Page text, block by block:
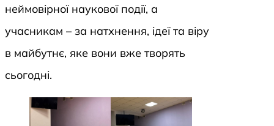
неймовірної наукової події, а
учасникам – за натхнення, ідеї та віру
в майбутнє, яке вони вже творять
сьогодні.